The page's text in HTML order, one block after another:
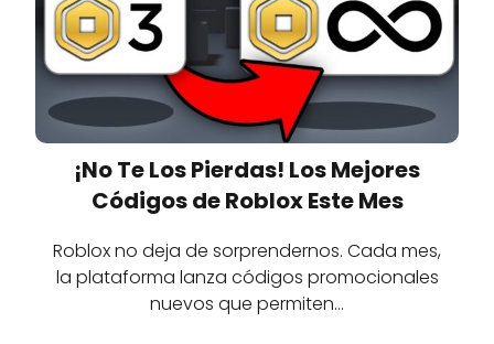
¡No Te Los Pierdas! Los Mejores
Códigos de Roblox Este Mes
Roblox no deja de sorprendernos. Cada mes,
la plataforma lanza códigos promocionales
nuevos que permiten…